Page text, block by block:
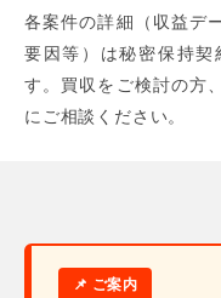
各案件の詳細（収益デ
要因等）は秘密保持契
す。買収をご検討の方
にご相談ください。